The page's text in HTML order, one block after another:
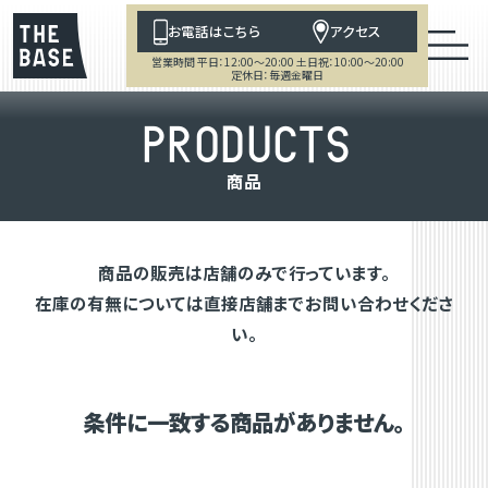
お電話はこちら アクセス
営業時間 平日：12:00～20:00 土日祝：10:00～20:00
定休日：毎週金曜日
PRODUCTS
商品
商品の販売は店舗のみで行っています。
在庫の有無については直接店舗までお問い合わせくださ
い。
条件に一致する商品がありません。